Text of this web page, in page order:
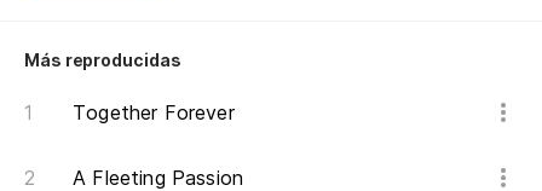
Más reproducidas
Together Forever
A Fleeting Passion